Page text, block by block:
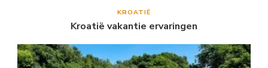
KROATIË
Kroatië vakantie ervaringen